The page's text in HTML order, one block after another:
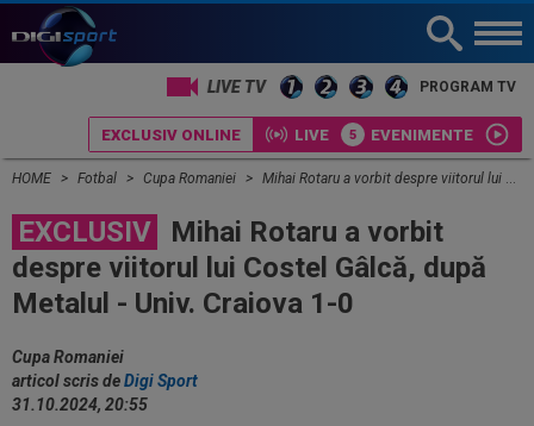
LIVE TV PROGRAM TV
EXCLUSIV ONLINE LIVE EVENIMENTE
HOME Fotbal Cupa Romaniei Mihai Rotaru a vorbit despre viitorul lui Costel Gâlcă, după Metalul - Univ. Craiova 1-0
EXCLUSIV
Mihai Rotaru a vorbit
despre viitorul lui Costel Gâlcă, după
Metalul - Univ. Craiova 1-0
Cupa Romaniei
articol scris deDigi Sport
31.10.2024, 20:55